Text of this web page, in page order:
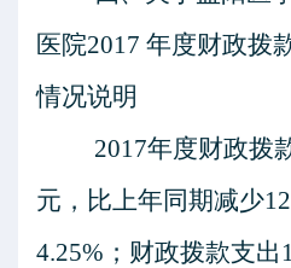
医院2017 年度财政拨
情况说明
2017年度财政拨
元，比上年同期减少
4.25%；财政拨款支出